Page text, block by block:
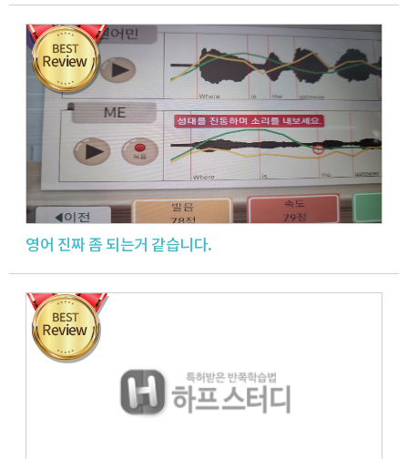
영어 진짜 좀 되는거 같습니다.